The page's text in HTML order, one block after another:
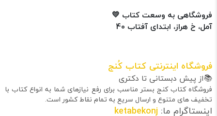
فروشگاهی به وسعت کتاب 💛
آمل، خ هراز، ابتدای آفتاب 40
فروشگاه اینترنتی کتاب کُنج
📚از پیش دبستانی تا دکتری
فروشگاه کتاب کنج بستر مناسب برای رفع نیازهای شما به انواع کتاب با
تخفیف های متنوع و ارسال سریع به تمام نقاط کشور است.
اینستاگرام ما: ketabekonj